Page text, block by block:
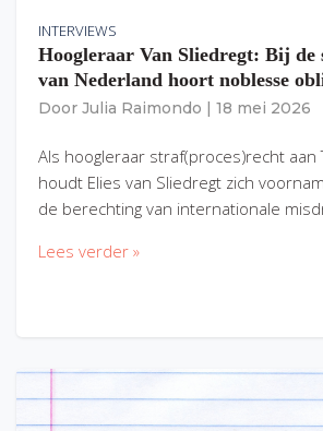
INTERVIEWS
Hoogleraar Van Sliedregt: Bij de
van Nederland hoort noblesse
Door Julia Raimondo 18 mei 2026
Als hoogleraar straf(proces)recht aan
houdt Elies van Sliedregt zich
de berechting van internationale
Lees verder »